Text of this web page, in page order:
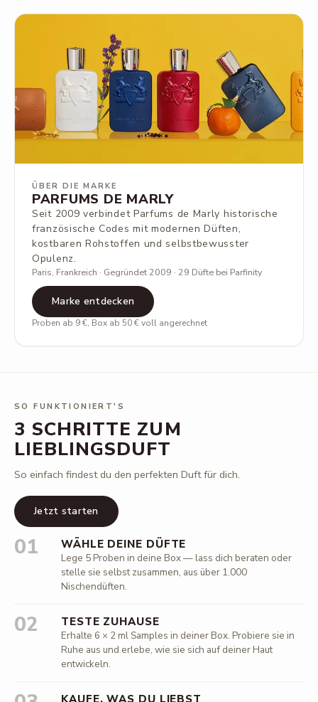
ÜBER DIE MARKE
PARFUMS DE MARLY
Seit 2009 verbindet Parfums de Marly historische
französische Codes mit modernen Düften,
kostbaren Rohstoffen und selbstbewusster
Opulenz.
Paris, Frankreich · Gegründet 2009 · 29 Düfte bei Parfinity
Marke entdecken
Proben ab 9 €, Box ab 50 € voll angerechnet
SO FUNKTIONIERT'S
3 SCHRITTE ZUM
LIEBLINGSDUFT
So einfach findest du den perfekten Duft für dich.
Jetzt starten
01 WÄHLE DEINE DÜFTE
Lege 5 Proben in deine Box — lass dich beraten oder
stelle sie selbst zusammen, aus über 1.000
Nischendüften.
02 TESTE ZUHAUSE
Erhalte 6 × 2 ml Samples in deiner Box. Probiere sie in
Ruhe aus und erlebe, wie sie sich auf deiner Haut
entwickeln.
KAUFE, WAS DU LIEBST